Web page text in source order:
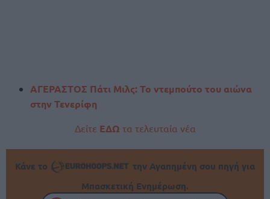
ΑΓΕΡΑΣΤΟΣ Πάτι Μιλς: Το ντεμπούτο του αιώνα
στην Τενερίφη
Δείτε ΕΔΩ τα τελευταία νέα
Κάνε το
την Αγαπημένη σου πηγή για
Μπασκετική Ενημέρωση.